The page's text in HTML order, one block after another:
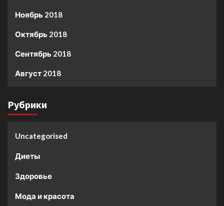
Ноябрь 2018
Октябрь 2018
Сентябрь 2018
Август 2018
Рубрики
Uncategorised
Диеты
Здоровье
Мода и красота